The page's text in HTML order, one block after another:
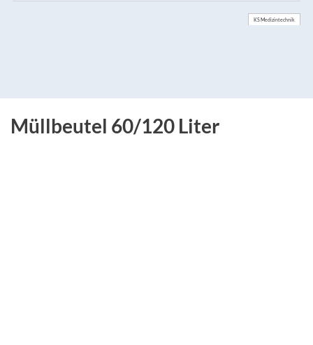
KS Medizintechnik
Müllbeutel 60/120 Liter